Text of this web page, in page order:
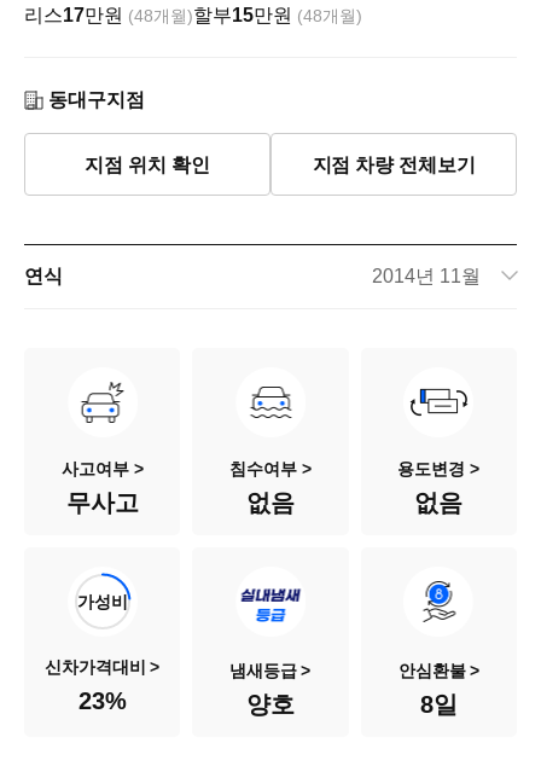
리스17만원 (48개월)할부15만원 (48개월)
동대구지점
지점 위치 확인 지점 차량 전체보기
연식 2014년 11월
차량번호 38구1536
색상 진회색
가솔린
배기량 2,359cc
사고여부 >
무사고
침수여부 >
없음
용도변경 >
없음
가성비
신차가격대비
23%
냄새등급
양호
안심환불
8일